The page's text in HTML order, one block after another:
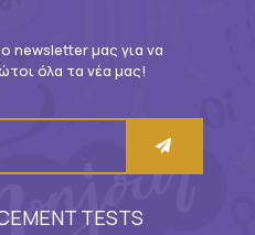
newsletter μας για να
όλα τα νέα μας!
TESTS